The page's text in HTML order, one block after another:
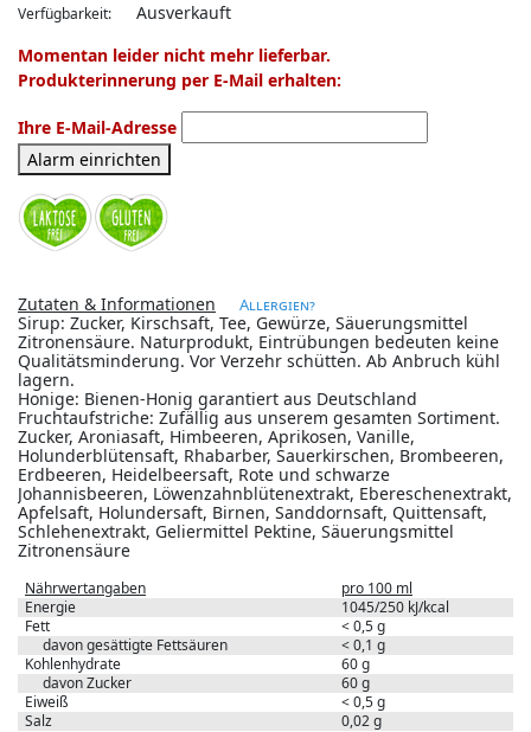
Verfügbarkeit:
Ausverkauft
Momentan leider nicht mehr lieferbar.
Produkterinnerung per E-Mail erhalten:
Ihre E-Mail-Adresse
Alarm einrichten
Zutaten & Informationen Allergien?
Sirup: Zucker, Kirschsaft, Tee, Gewürze, Säuerungsmittel
Zitronensäure. Naturprodukt, Eintrübungen bedeuten keine
Qualitätsminderung. Vor Verzehr schütten. Ab Anbruch kühl
lagern.
Honige: Bienen-Honig garantiert aus Deutschland
Fruchtaufstriche: Zufällig aus unserem gesamten Sortiment.
Zucker, Aroniasaft, Himbeeren, Aprikosen, Vanille,
Holunderblütensaft, Rhabarber, Sauerkirschen, Brombeeren,
Erdbeeren, Heidelbeersaft, Rote und schwarze
Johannisbeeren, Löwenzahnblütenextrakt, Ebereschenextrakt,
Apfelsaft, Holundersaft, Birnen, Sanddornsaft, Quittensaft,
Schlehenextrakt, Geliermittel Pektine, Säuerungsmittel
Zitronensäure
Nährwertangaben
pro 100 ml
Energie
1045/250 kJ/kcal
Fett
< 0,5 g
davon gesättigte Fettsäuren
< 0,1 g
Kohlenhydrate
60 g
davon Zucker
60 g
Eiweiß
< 0,5 g
Salz
0,02 g